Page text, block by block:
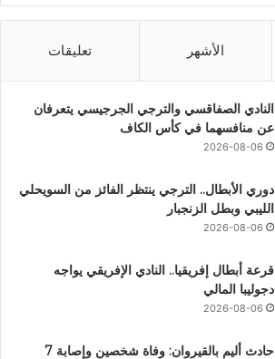
الأشهر تعليقات
النادي الصفاقسي والترجي الجرجيسي يتعرفان
عن منافسهما في كأس الكاف
2026-08-06
دوري الأبطال.. الترجي ينتظر الفائز من السويحلي
الليبي وبطل الزنجبار
2026-08-06
قرعة أبطال إفريقيا.. النادي الإفريقي يواجه
دجوليبا المالي
2026-08-06
حادث أليم بالقيروان: وفاة شخصين وإصابة 7